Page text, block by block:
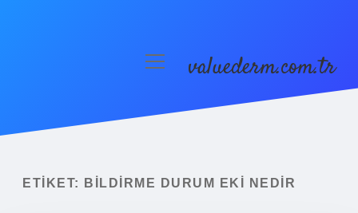
Yasal Uyarı
menüyüvaluederm.com.tr
ETIKET: BILDIRME DURUM EKI NEDIR